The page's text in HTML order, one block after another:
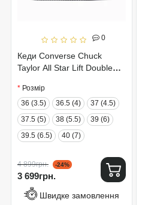
0
Кеди Converse Chuck
Taylor All Star Lift Double
Розмір
36 (3.5)
36.5 (4)
37 (4.5)
37.5 (5)
38 (5.5)
39 (6)
39.5 (6.5)
40 (7)
4 899грн. -24%
3 699грн.
Швидке замовлення